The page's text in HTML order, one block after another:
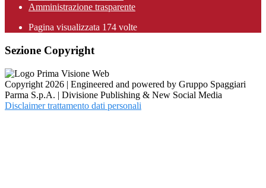
Amministrazione trasparente
Pagina visualizzata 174 volte
Sezione Copyright
Copyright 2026 | Engineered and powered by Gruppo Spaggiari
Parma S.p.A. | Divisione Publishing & New Social Media
Disclaimer trattamento dati personali